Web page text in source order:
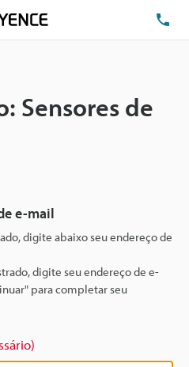
Sensores de
e-mail
digite abaixo seu endereço de
digite seu endereço de e-
para completar seu